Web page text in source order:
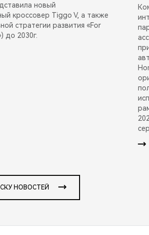
новый
кроссовер Tiggo V, а также
стратегии развития «For
до 2030г.
НОВОСТЕЙ